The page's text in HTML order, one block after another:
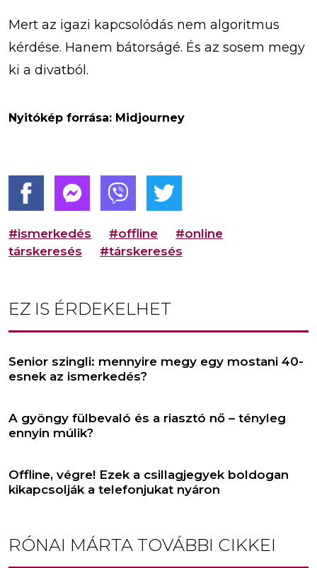
Mert az igazi kapcsolódás nem algoritmus
kérdése. Hanem bátorságé. És az sosem megy
ki a divatból.
Nyitókép forrása: Midjourney
#ismerkedés #offline
#online
társkeresés
#társkeresés
EZ IS ÉRDEKELHET
Senior szingli: mennyire megy egy mostani 40-
esnek az ismerkedés?
A gyöngy fülbevaló és a riasztó nő – tényleg
ennyin múlik?
Offline, végre! Ezek a csillagjegyek boldogan
kikapcsolják a telefonjukat nyáron
RÓNAI MÁRTA TOVÁBBI CIKKEI